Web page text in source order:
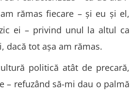
rămas fiecare – și eu și el,
ei – privind unul la altul ca
dacă tot așa am rămas.
politică atât de precară,
– refuzând să-mi dau o palmă